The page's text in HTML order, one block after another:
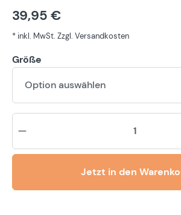
39,95 €
* inkl. MwSt. Zzgl. Versandkosten
Größe
Option auswählen
Jetzt in den